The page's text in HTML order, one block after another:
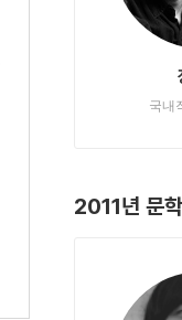
국내
2011년 문